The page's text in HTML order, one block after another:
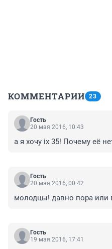
КОММЕНТАРИИ 23
Гость
20 мая 2016, 10:43
а я хочу ix 35! Почему её
Гость
20 мая 2016, 00:42
молодцы! давно пора или
Гость
19 мая 2016, 17:41